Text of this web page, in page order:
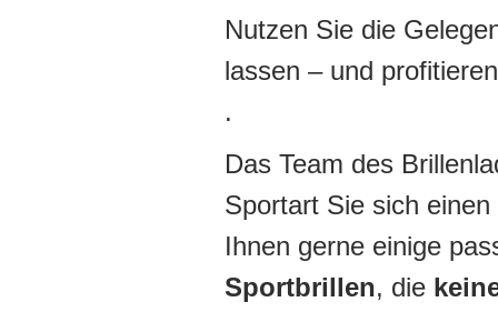
Nutzen Sie die
lassen – und
.
Das Team des
Sportart Sie sich
Ihnen gerne einige
Sportbrillen, die